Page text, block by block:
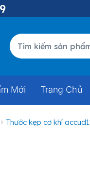
Mới Trang Chủ
thước kẹp cơ khí